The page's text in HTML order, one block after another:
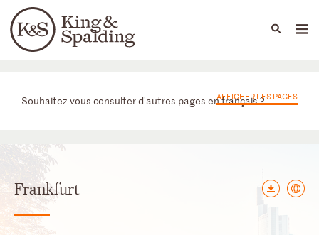
Languages
People Capabilities
Bureaux
Souhaitez-vous consulter d'autres pages en français ?
AFFICHER LES PAGES
Frankfurt